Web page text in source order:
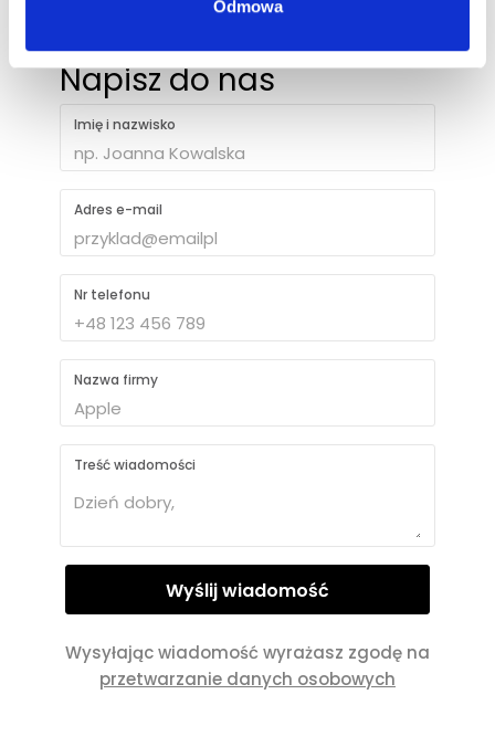
Odmowa
Napisz do nas
Imię i nazwisko
Adres e-mail
Nr telefonu
Nazwa firmy
Treść wiadomości
Wysyłając wiadomość wyrażasz zgodę na
przetwarzanie danych osobowych